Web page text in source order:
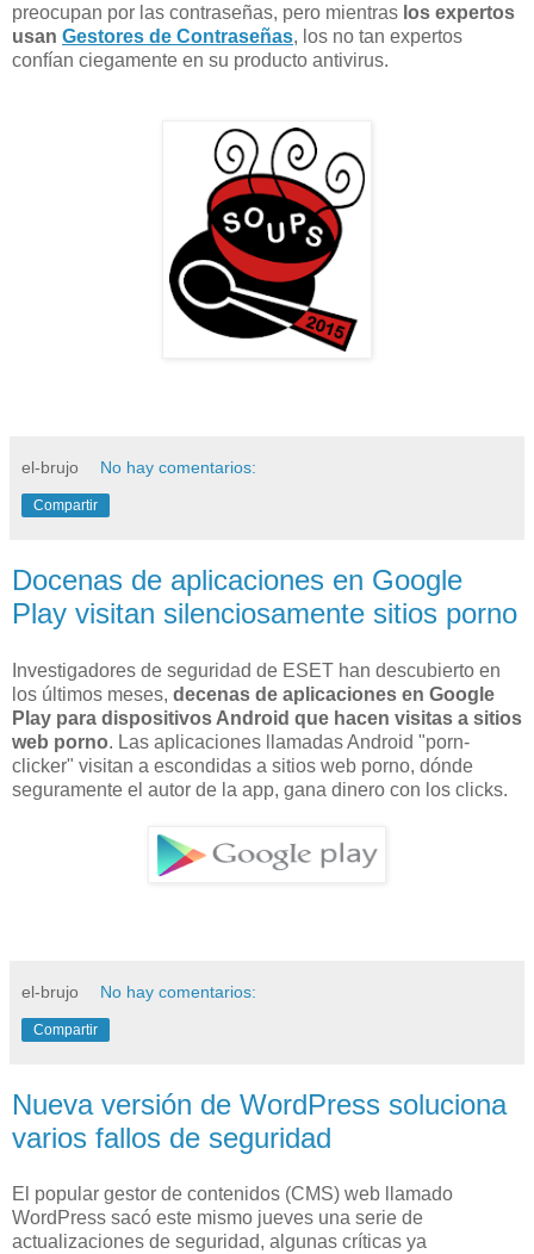
preocupan por las contraseñas, pero mientras los expertos
usan Gestores de Contraseñas, los no tan expertos
confían ciegamente en su producto antivirus.
el-brujo No hay comentarios:
Compartir
Docenas de aplicaciones en Google
Play visitan silenciosamente sitios porno
Investigadores de seguridad de ESET han descubierto en
los últimos meses, decenas de aplicaciones en Google
Play para dispositivos Android que hacen visitas a sitios
web porno. Las aplicaciones llamadas Android "porn-
clicker" visitan a escondidas a sitios web porno, dónde
seguramente el autor de la app, gana dinero con los clicks.
el-brujo No hay comentarios:
Compartir
Nueva versión de WordPress soluciona
varios fallos de seguridad
El popular gestor de contenidos (CMS) web llamado
WordPress sacó este mismo jueves una serie de
actualizaciones de seguridad, algunas críticas ya